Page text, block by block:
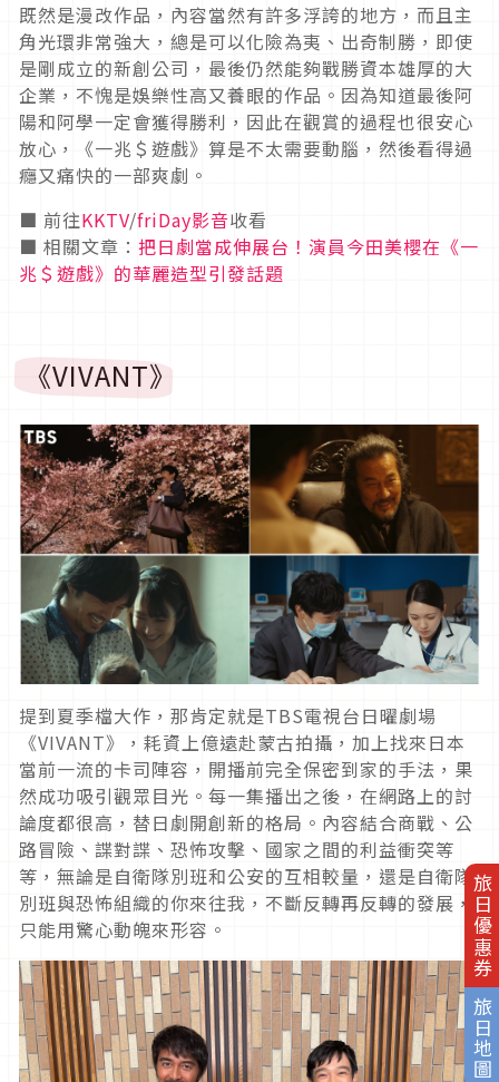
旅日優惠券
旅日地圖
既然是漫改作品，內容當然有許多浮誇的地方，而且主
角光環非常強大，總是可以化險為夷、出奇制勝，即使
是剛成立的新創公司，最後仍然能夠戰勝資本雄厚的大
企業，不愧是娛樂性高又養眼的作品。因為知道最後阿
陽和阿學一定會獲得勝利，因此在觀賞的過程也很安心
放心，《一兆＄遊戲》算是不太需要動腦，然後看得過
癮又痛快的一部爽劇。
■ 前往KKTV/friDay影音收看
■ 相關文章： 把日劇當成伸展台！演員今田美櫻在《一
兆＄遊戲》的華麗造型引發話題
《VIVANT》
提到夏季檔大作，那肯定就是TBS電視台日曜劇場
《VIVANT》，耗資上億遠赴蒙古拍攝，加上找來日本
當前一流的卡司陣容，開播前完全保密到家的手法，果
然成功吸引觀眾目光。每一集播出之後，在網路上的討
論度都很高，替日劇開創新的格局。內容結合商戰、公
路冒險、諜對諜、恐怖攻擊、國家之間的利益衝突等
等，無論是自衛隊別班和公安的互相較量，還是自衛隊
別班與恐怖組織的你來往我，不斷反轉再反轉的發展，
只能用驚心動魄來形容。